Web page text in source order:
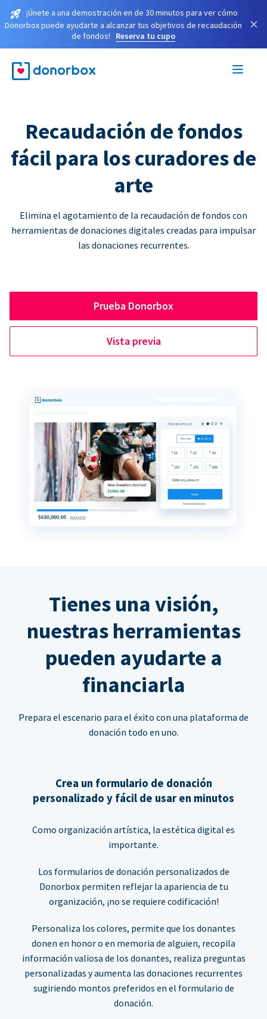
¡Únete a una demostración en de 30 minutos para ver cómo
Donorbox puede ayudarte a alcanzar tus objetivos de recaudación
de fondos!
Reserva tu cupo
×
Recaudación de fondos
fácil para los curadores de
arte
Elimina el agotamiento de la recaudación de fondos con
herramientas de donaciones digitales creadas para impulsar
las donaciones recurrentes.
Prueba Donorbox
Vista previa
Tienes una visión,
nuestras herramientas
pueden ayudarte a
financiarla
Prepara el escenario para el éxito con una plataforma de
donación todo en uno.
Crea un formulario de donación
personalizado y fácil de usar en minutos
Como organización artística, la estética digital es
importante.
Los formularios de donación personalizados de
Donorbox permiten reflejar la apariencia de tu
organización, ¡no se requiere codificación!
Personaliza los colores, permite que los donantes
donen en honor o en memoria de alguien, recopila
información valiosa de los donantes, realiza preguntas
personalizadas y aumenta las donaciones recurrentes
sugiriendo montos preferidos en el formulario de
donación.